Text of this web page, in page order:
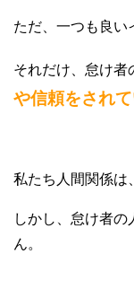
ただ、一つも良い
それだけ、怠け者
や信頼をされ
私たち人間関係は
しかし、怠け者
ん。